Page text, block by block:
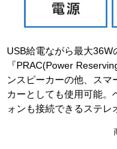
USB給電ながら最大36W
『PRAC(Power
ンスピーカーの他、スマ
カーとしても使用可能。
ォンも接続できるステレ